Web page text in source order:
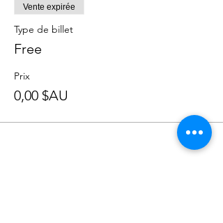
Vente expirée
Type de billet
Free
Prix
0,00 $AU